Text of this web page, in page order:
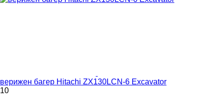
верижен багер Hitachi ZX130LCN-6 Excavator
10